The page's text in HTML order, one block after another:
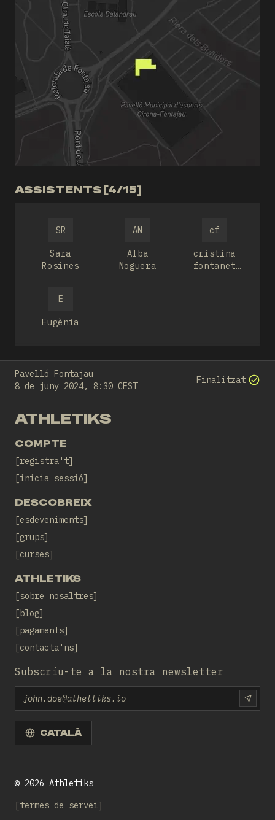
ASSISTENTS [4/15]
SR
Sara
Rosines
AN
Alba
Noguera
cf
cristina
fontanet
E
Eugènia
Pavelló Fontajau
8 de juny 2024, 8:30 CEST
Finalitzat
ATHLETIKS
COMPTE
registra't
inicia sessió
DESCOBREIX
esdeveniments
grups
curses
ATHLETIKS
sobre nosaltres
blog
pagaments
contacta'ns
Subscriu-te a la nostra newsletter
Email
CATALÀ
© 2026 Athletiks
termes de servei